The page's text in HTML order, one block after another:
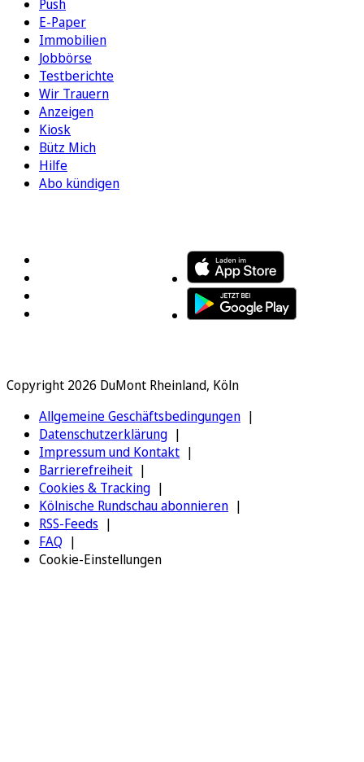
Push
E-Paper
Immobilien
Jobbörse
Testberichte
Wir Trauern
Anzeigen
Kiosk
Bütz Mich
Hilfe
Abo kündigen
Copyright 2026 DuMont Rheinland, Köln
Allgemeine Geschäftsbedingungen
Datenschutzerklärung
Impressum und Kontakt
Barrierefreiheit
Cookies & Tracking
Kölnische Rundschau abonnieren
RSS-Feeds
FAQ
Cookie-Einstellungen